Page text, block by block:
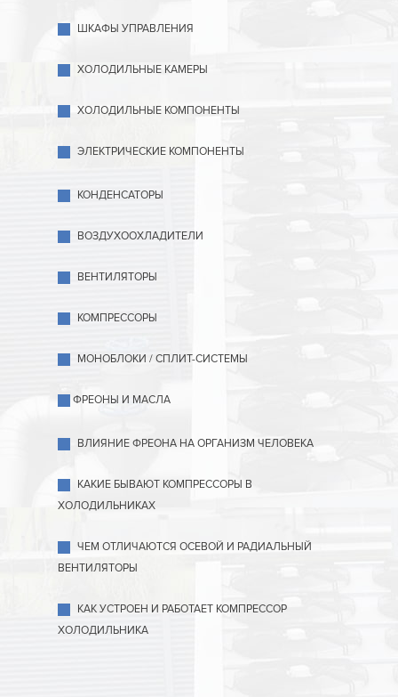
ШКАФЫ УПРАВЛЕНИЯ
ХОЛОДИЛЬНЫЕ КАМЕРЫ
ХОЛОДИЛЬНЫЕ КОМПОНЕНТЫ
ЭЛЕКТРИЧЕСКИЕ КОМПОНЕНТЫ
КОНДЕНСАТОРЫ
ВОЗДУХООХЛАДИТЕЛИ
ВЕНТИЛЯТОРЫ
КОМПРЕССОРЫ
МОНОБЛОКИ / СПЛИТ-СИСТЕМЫ
ФРЕОНЫ И МАСЛА
ВЛИЯНИЕ ФРЕОНА НА ОРГАНИЗМ ЧЕЛОВЕКА
КАКИЕ БЫВАЮТ КОМПРЕССОРЫ В
ХОЛОДИЛЬНИКАХ
ЧЕМ ОТЛИЧАЮТСЯ ОСЕВОЙ И РАДИАЛЬНЫЙ
ВЕНТИЛЯТОРЫ
КАК УСТРОЕН И РАБОТАЕТ КОМПРЕССОР
ХОЛОДИЛЬНИКА